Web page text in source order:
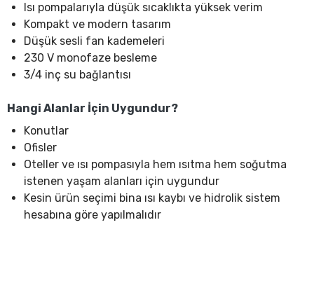
Isı pompalarıyla düşük sıcaklıkta yüksek verim
Kompakt ve modern tasarım
Düşük sesli fan kademeleri
230 V monofaze besleme
3/4 inç su bağlantısı
Hangi Alanlar İçin Uygundur?
Konutlar
Ofisler
Oteller ve ısı pompasıyla hem ısıtma hem soğutma
istenen yaşam alanları için uygundur
Kesin ürün seçimi bina ısı kaybı ve hidrolik sistem
hesabına göre yapılmalıdır